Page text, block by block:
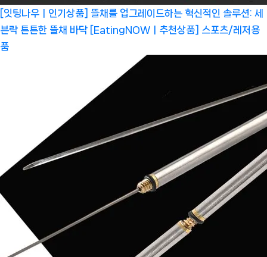
[잇팅나우ㅣ인기상품] 뜰채를 업그레이드하는 혁신적인 솔루션: 세
븐락 튼튼한 뜰채 바닥 [EatingNOWㅣ추천상품]
스포츠/레저용
품